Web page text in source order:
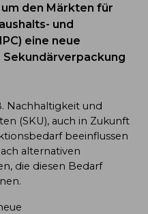
den Märkten für
und
eine neue
Nachhaltigkeit und
(SKU), auch in Zukunft
beeinflussen
alternativen
die diesen Bedarf